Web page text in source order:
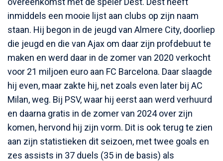
inmiddels een mooie lijst aan clubs op zijn naam
staan. Hij begon in de jeugd van Almere City, doorliep
die jeugd en die van Ajax om daar zijn profdebuut te
maken en werd daar in de zomer van 2020 verkocht
voor 21 miljoen euro aan FC Barcelona. Daar slaagde
hij even, maar zakte hij, net zoals even later bij AC
Milan, weg. Bij PSV, waar hij eerst aan werd verhuurd
en daarna gratis in de zomer van 2024 over zijn
komen, hervond hij zijn vorm. Dit is ook terug te zien
aan zijn statistieken dit seizoen, met twee goals en
zes assists in 37 duels (35 in de basis) als